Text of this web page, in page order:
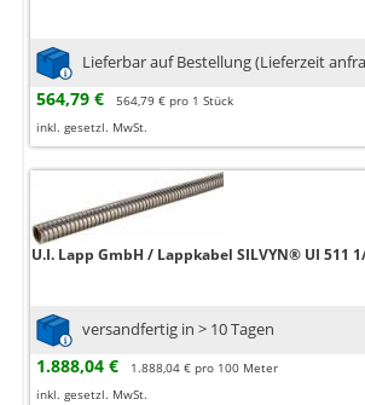
Lieferbar auf Bestellung (Lieferzeit
564,79 €
564,79 € pro 1 Stück
inkl. gesetzl. MwSt.
U.I. Lapp GmbH / Lappkabel SILVYN® UI 511
versandfertig in > 10 Tagen
1.888,04 €
1.888,04 € pro 100 Meter
inkl. gesetzl. MwSt.